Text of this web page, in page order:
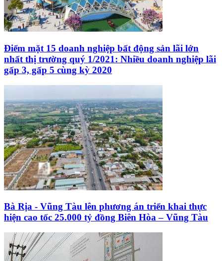
Điểm mặt 15 doanh nghiệp bất động sản lãi lớn
nhất thị trường quý 1/2021: Nhiều doanh nghiệp lãi
gấp 3, gấp 5 cùng kỳ 2020
Bà Rịa - Vũng Tàu lên phương án triển khai thực
hiện cao tốc 25.000 tỷ đồng Biên Hòa – Vũng Tàu